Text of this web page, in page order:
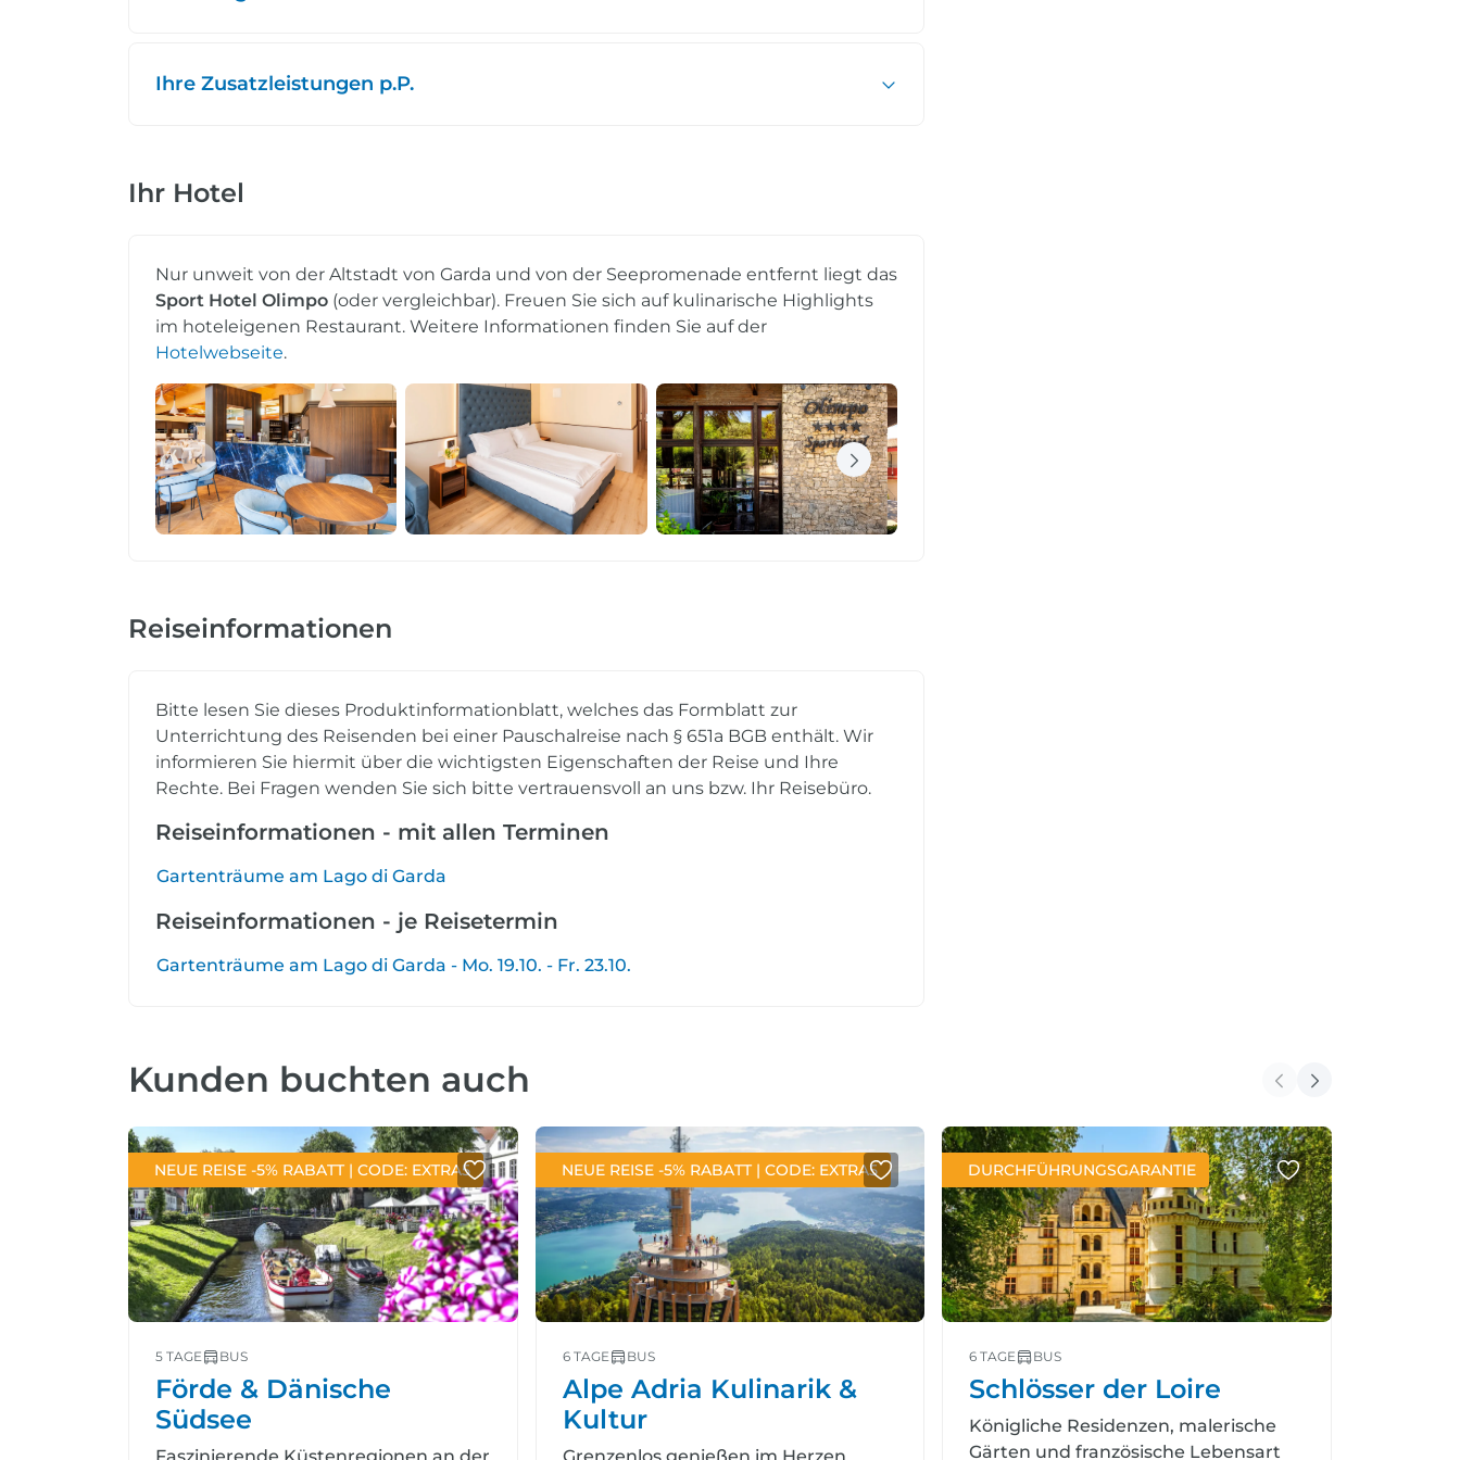
Ihre Zusatzleistungen p.P.
Ihr Hotel
Nur unweit von der Altstadt von Garda und von der Seepromenade entfernt liegt das
Sport Hotel Olimpo (oder vergleichbar). Freuen Sie sich auf kulinarische Highlights
im hoteleigenen Restaurant. Weitere Informationen finden Sie auf der
Hotelwebseite.
Reiseinformationen
Bitte lesen Sie dieses Produktinformationblatt, welches das Formblatt zur
Unterrichtung des Reisenden bei einer Pauschalreise nach § 651a BGB enthält. Wir
informieren Sie hiermit über die wichtigsten Eigenschaften der Reise und Ihre
Rechte. Bei Fragen wenden Sie sich bitte vertrauensvoll an uns bzw. Ihr Reisebüro.
Reiseinformationen - mit allen Terminen
Gartenträume am Lago di Garda
Reiseinformationen - je Reisetermin
Gartenträume am Lago di Garda - Mo. 19.10. - Fr. 23.10.
Kunden buchten auch
NEUE REISE -5% RABATT | CODE: EXTRA5
5 TAGE BUS
Förde & Dänische
Südsee
NEUE REISE -5% RABATT | CODE: EXTRA5
6 TAGE BUS
Alpe Adria Kulinarik &
Kultur
DURCHFÜHRUNGSGARANTIE
6 TAGE BUS
Schlösser der Loire
Königliche Residenzen, malerische
Gärten und französische Lebensart